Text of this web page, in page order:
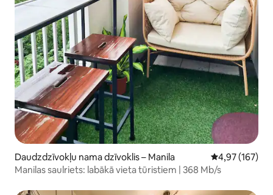
Daudzdzīvokļu nama dzīvoklis – Manila Vidējais
4,97 (167)
Manilas saulriets: labākā vieta tūristiem | 368 Mb/s